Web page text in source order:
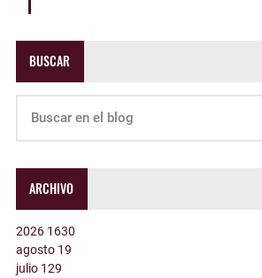
BUSCAR
ARCHIVO
2026 1630
agosto 19
julio 129